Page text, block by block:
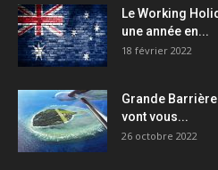
Le Working
une année en...
18 février 2022
Grande
vont vous...
26 octobre 2022